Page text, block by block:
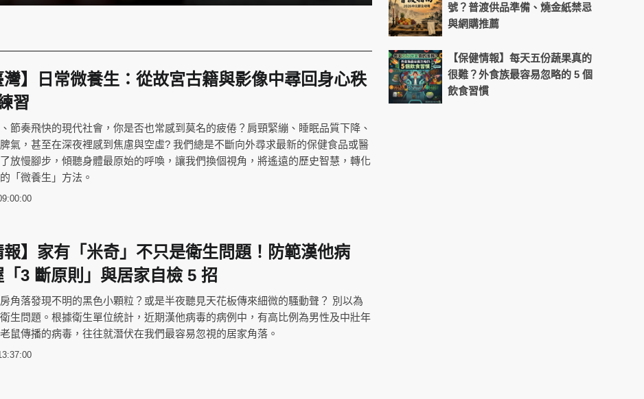
灣】日常微養生：從故宮古籍與影像中尋回身心秩
習
節奏飛快的現代社會，你是否也常感到莫名的疲倦？肩頸緊繃、睡眠品質下降、
氣，甚至在深夜裡感到焦慮與空虛? 我們總是不斷向外尋求最新的保健食品或醫
放慢腳步，傾聽身體最原始的呼喚，讓我們換個視角，將遙遠的歷史智慧，轉化
「微養生」方法。
報】家有「米奇」不只是衛生問題！防範漢他病
3 斷原則」與居家自檢 5 招
角落發現不明的黑色小顆粒？或是半夜聽見天花板傳來細微的騷動聲？ 別以為
生問題。根據衛生單位統計，近期漢他病毒的病例中，有高比例為男性及中壯年
鼠傳播的病毒，往往就潛伏在我們最容易忽視的居家角落。
號？普渡供品準備、燒金紙禁忌
與網購推薦
【保健情報】每天五份蔬果真的
很難？外食族最容易忽略的 5 個
飲食習慣